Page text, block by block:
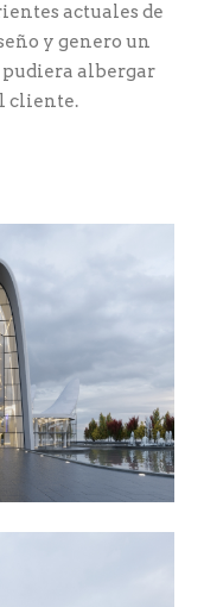
actuales de
y genero un
pudiera albergar
cliente.